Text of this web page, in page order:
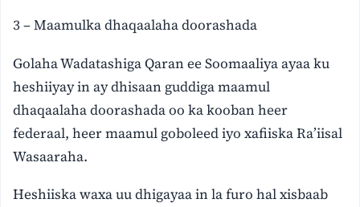
3 – Maamulka dhaqaalaha doorashada
Golaha Wadatashiga Qaran ee Soomaaliya ayaa ku
heshiiyay in ay dhisaan guddiga maamul
dhaqaalaha doorashada oo ka kooban heer
federaal, heer maamul goboleed iyo xafiiska Ra’iisal
Wasaaraha.
Heshiiska waxa uu dhigayaa in la furo hal xisbaab